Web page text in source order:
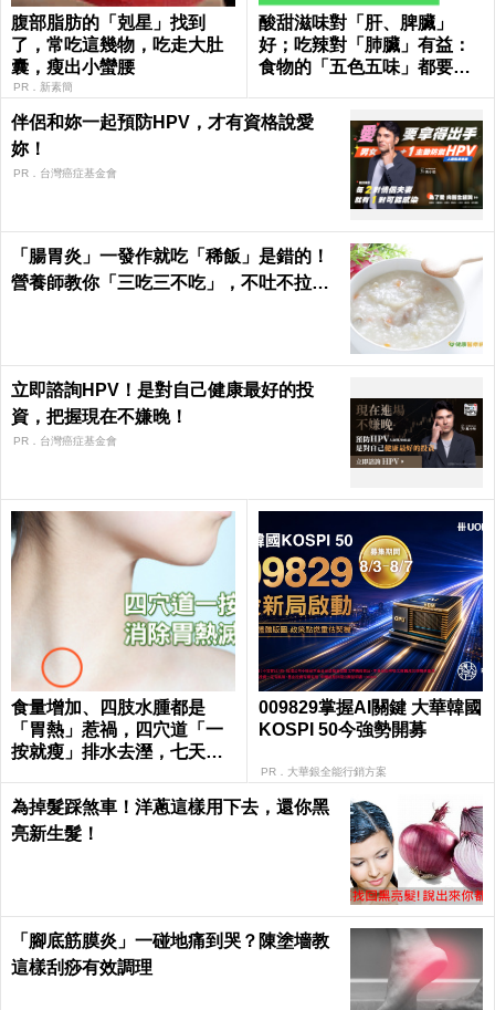
腹部脂肪的「剋星」找到
了，常吃這幾物，吃走大肚
囊，瘦出小蠻腰
PR．新素簡
酸甜滋味對「肝、脾臟」
好；吃辣對「肺臟」有益：
食物的「五色五味」都要
伴侶和妳一起預防HPV，才有資格說愛
妳！
PR．台灣癌症基金會
「腸胃炎」一發作就吃「稀飯」是錯的！
營養師教你「三吃三不吃」，不吐不拉、
立即諮詢HPV！是對自己健康最好的投
資，把握現在不嫌晚！
PR．台灣癌症基金會
食量增加、四肢水腫都是
「胃熱」惹禍，四穴道「一
按就瘦」排水去溼，七天瘦
h
009829掌握AI關鍵 大華韓國
KOSPI 50今強勢開募
PR．大華銀全能行銷方案
為掉髮踩煞車！洋蔥這樣用下去，還你黑
亮新生髮！
「腳底筋膜炎」一碰地痛到哭？陳塗墻教
這樣刮痧有效調理